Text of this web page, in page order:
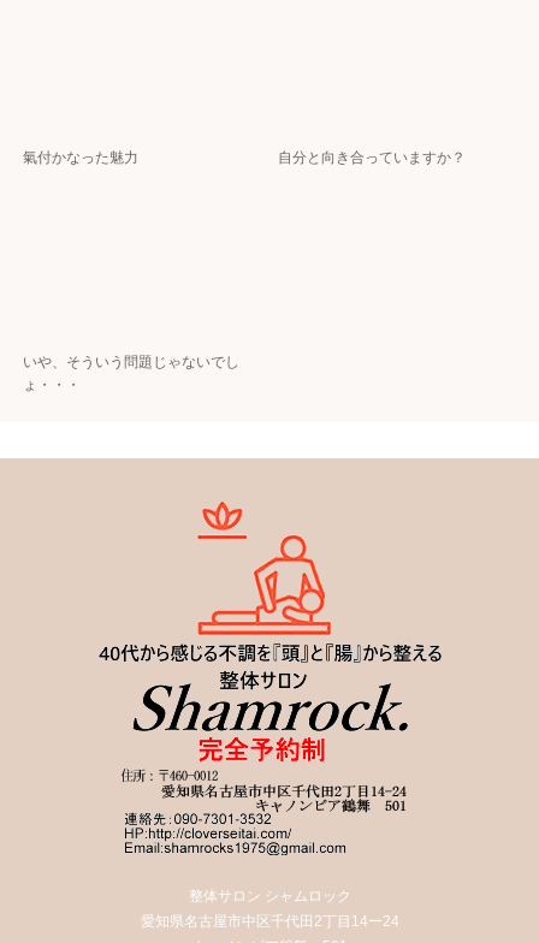
氣付かなった魅力 自分と向き合っていますか？⁡
いや、そういう問題じゃないでし
ょ・・・
整体サロン シャムロック
愛知県名古屋市中区千代田2丁目14ー24